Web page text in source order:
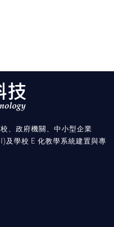
、政府機關、中小型企業
及學校 E 化教學系統建置與專